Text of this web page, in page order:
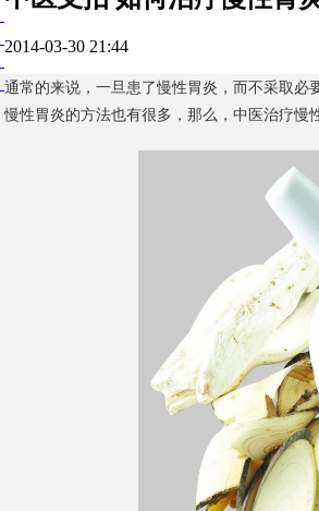
2014-03-30 21:44
通常的来说，一旦患了慢性胃炎，而不采取必
慢性胃炎的方法也有很多，那么，中医治疗慢